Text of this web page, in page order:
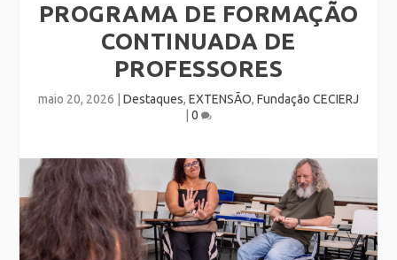
PROGRAMA DE FORMAÇÃO
CONTINUADA DE
PROFESSORES
maio 20, 2026 Destaques, EXTENSÃO, Fundação CECIERJ
0